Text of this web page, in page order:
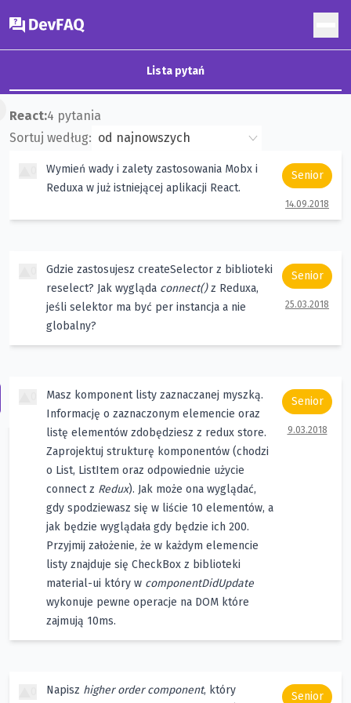
DevFAQ
Lista pytań
React:4 pytania
Sortuj według:
Wymień wady i zalety zastosowania Mobx i
Reduxa w już istniejącej aplikacji React.
Senior
14.09.2018
Gdzie zastosujesz createSelector z biblioteki
reselect? Jak wygląda connect()z Reduxa,
jeśli selektor ma być per instancja a nie
globalny?
Senior
25.03.2018
Masz komponent listy zaznaczanej myszką.
Informację o zaznaczonym elemencie oraz
listę elementów zdobędziesz z redux store.
Zaprojektuj strukturę komponentów (chodzi
o List, ListItem oraz odpowiednie użycie
connect z Redux). Jak może ona wyglądać,
gdy spodziewasz się w liście 10 elementów, a
jak będzie wyglądała gdy będzie ich 200.
Przyjmij założenie, że w każdym elemencie
listy znajduje się CheckBox z biblioteki
material-ui który w componentDidUpdate
wykonuje pewne operacje na DOM które
zajmują 10ms.
Senior
9.03.2018
Napisz higher order component, który
Senior